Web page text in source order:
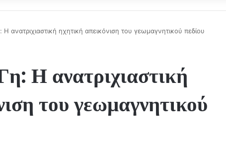
ανατριχιαστική ηχητική απεικόνιση του γεωμαγνητικού πεδίου
Η ανατριχιαστική
του γεωμαγνητικού